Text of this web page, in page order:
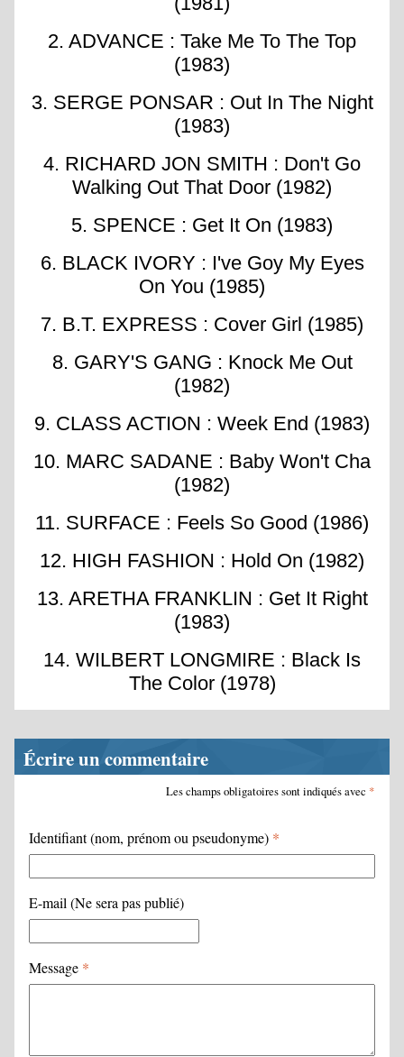
2. ADVANCE : Take Me To The Top
(1983)
3. SERGE PONSAR : Out In The Night
(1983)
4. RICHARD JON SMITH : Don't Go
Walking Out That Door (1982)
5. SPENCE : Get It On (1983)
6. BLACK IVORY : I've Goy My Eyes
On You (1985)
7. B.T. EXPRESS : Cover Girl (1985)
8. GARY'S GANG : Knock Me Out
(1982)
9. CLASS ACTION : Week End (1983)
10. MARC SADANE : Baby Won't Cha
(1982)
11. SURFACE : Feels So Good (1986)
12. HIGH FASHION : Hold On (1982)
13. ARETHA FRANKLIN : Get It Right
(1983)
14. WILBERT LONGMIRE : Black Is
The Color (1978)
Écrire un commentaire
Les champs obligatoires sont indiqués avec *
Identifiant (nom, prénom ou pseudonyme) *
E-mail (Ne sera pas publié)
Message *